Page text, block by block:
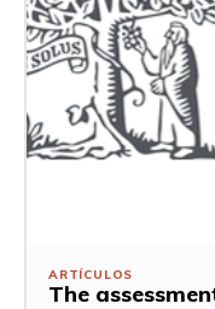
ARTÍCULOS
The